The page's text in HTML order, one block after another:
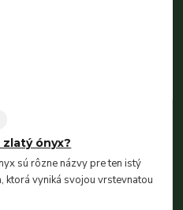
ónyx?
sú rôzne názvy pre ten istý
ktorá vyniká svojou vrstevnatou